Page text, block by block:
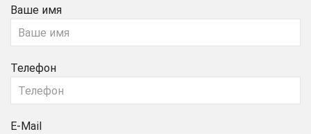
Ваше имя
Телефон
E-Mail